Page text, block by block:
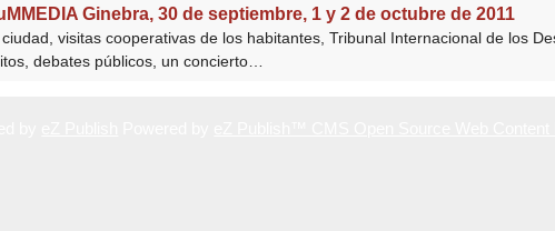
Ginebra, 30 de septiembre, 1 y 2 de octubre de 2011
visitas cooperativas de los habitantes, Tribunal Internacional de los
debates públicos, un concierto…